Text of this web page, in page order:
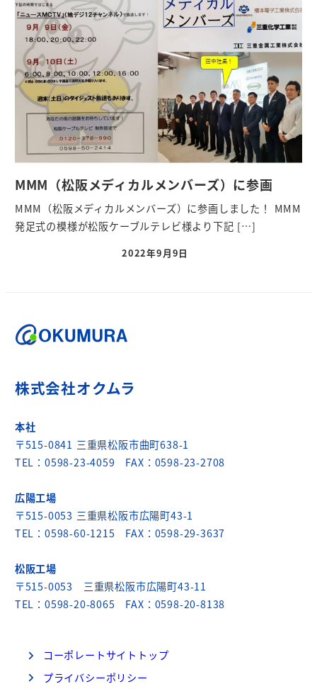
MMM（松阪メディカルメンバーズ）に参画
MMM（松阪メディカルメンバーズ）に参画しました！ MMM
発足式の模様が松阪ケーブルテレビ様より下記 […]
2022年9月9日
株式会社オクムラ
本社
〒515-0841 三重県松阪市曲町638-1
TEL：0598-23-4059 FAX：0598-23-2708
広陽工場
〒515-0053 三重県松阪市広陽町43-1
TEL：0598-60-1215 FAX：0598-29-3637
松阪工場
〒515-0053 三重県松阪市広陽町43-11
TEL：0598-20-8065 FAX：0598-20-8138
コーポレートサイトトップ
プライバシーポリシー